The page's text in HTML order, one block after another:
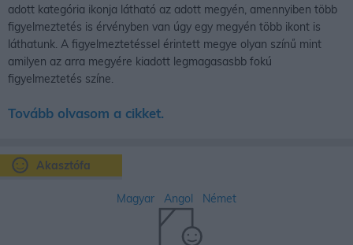
Akasztófa
Magyar Angol Német
adott kategória ikonja látható az adott megyén, amennyiben több
figyelmeztetés is érvényben van úgy egy megyén több ikont is
láthatunk. A figyelmeztetéssel érintett megye olyan színű mint
amilyen az arra megyére kiadott legmagasasbb fokú
figyelmeztetés színe.
Tovább olvasom a cikket.